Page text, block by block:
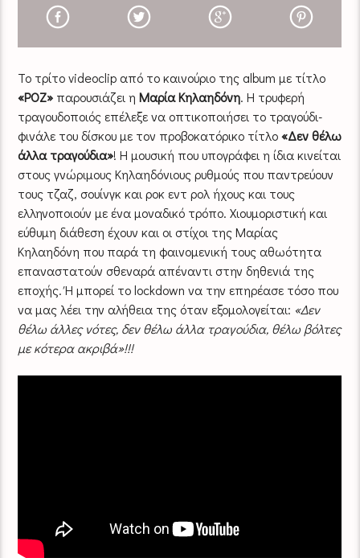
Το τρίτο videoclip από το καινούριο της album με τίτλο
«ΡΟΖ» παρουσιάζει ηΜαρία Κηλαηδόνη. Η τρυφερή
τραγουδοποιός επέλεξε να οπτικοποιήσει το τραγούδι-
φινάλε του δίσκου με τον προβοκατόρικο τίτλο«Δεν θέλω
άλλα τραγούδια»! Η μουσική που υπογράφει η ίδια κινείται
στους γνώριμους Κηλαηδόνιους ρυθμούς που παντρεύουν
τους τζαζ, σουίνγκ και ροκ εντ ρολ ήχους και τους
ελληνοποιούν με ένα μοναδικό τρόπο. Χιουμοριστική και
εύθυμη διάθεση έχουν και οι στίχοι της Μαρίας
Κηλαηδόνη που παρά τη φαινομενική τους αθωότητα
επαναστατούν σθεναρά απέναντι στην δηθενιά της
εποχής. Ή μπορεί το lockdown να την επηρέασε τόσο που
να μας λέει την αλήθεια της όταν εξομολογείται: «Δεν
θέλω άλλες νότες, δεν θέλω άλλα τραγούδια, θέλω βόλτες
με κότερα ακριβά»!!!